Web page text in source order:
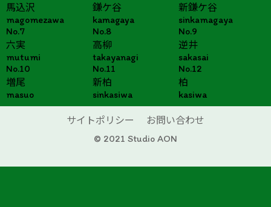
馬込沢
magomezawa
鎌ケ谷
kamagaya
新鎌ケ谷
sinkamagaya
No.7
六実
mutumi
No.8
高柳
takayanagi
No.9
逆井
sakasai
No.10
増尾
masuo
No.11
新柏
sinkasiwa
No.12
柏
kasiwa
サイトポリシー
お問い合わせ
© 2021 Studio AON